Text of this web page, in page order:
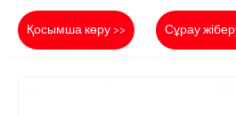
Қосымша көру >> Сұрау